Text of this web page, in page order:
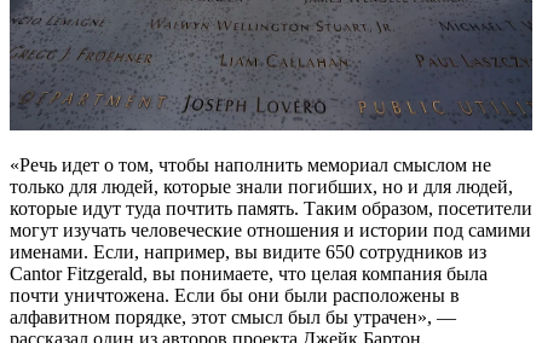
«Речь идет о том, чтобы наполнить мемориал смыслом не
только для людей, которые знали погибших, но и для людей,
которые идут туда почтить память. Таким образом, посетители
могут изучать человеческие отношения и истории под самими
именами. Если, например, вы видите 650 сотрудников из
Cantor Fitzgerald, вы понимаете, что целая компания была
почти уничтожена. Если бы они были расположены в
алфавитном порядке, этот смысл был бы утрачен», —
рассказал один из авторов проекта Джейк Бартон.